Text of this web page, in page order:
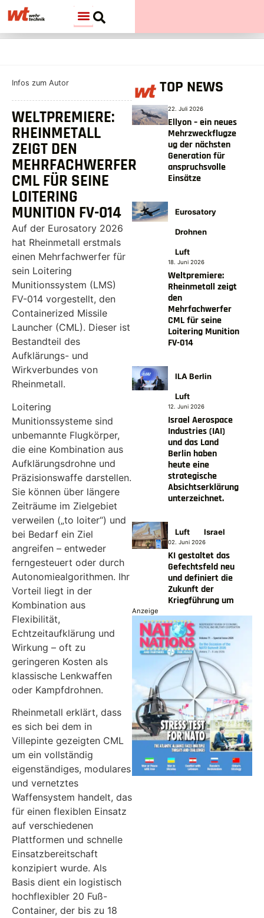
Infos zum Autor
WELTPREMIERE:
RHEINMETALL
ZEIGT DEN
MEHRFACHWERFER
CML FÜR SEINE
LOITERING
MUNITION FV-014
Auf der Eurosatory 2026
hat Rheinmetall erstmals
einen Mehrfachwerfer für
sein Loitering
Munitionssystem (LMS)
FV-014 vorgestellt, den
Containerized Missile
Launcher (CML). Dieser ist
Bestandteil des
Aufklärungs- und
Wirkverbundes von
Rheinmetall.
Loitering
Munitionssysteme sind
unbemannte Flugkörper,
die eine Kombination aus
Aufklärungsdrohne und
Präzisionswaffe darstellen.
Sie können über längere
Zeiträume im Zielgebiet
verweilen („to loiter“) und
bei Bedarf ein Ziel
angreifen – entweder
ferngesteuert oder durch
Autonomiealgorithmen. Ihr
Vorteil liegt in der
Kombination aus
Flexibilität,
Echtzeitaufklärung und
Wirkung – oft zu
geringeren Kosten als
klassische Lenkwaffen
oder Kampfdrohnen.
Rheinmetall erklärt, dass
es sich bei dem in
Villepinte gezeigten CML
um ein vollständig
eigenständiges, modulares
und vernetztes
Waffensystem handelt, das
für einen flexiblen Einsatz
auf verschiedenen
Plattformen und schnelle
Einsatzbereitschaft
konzipiert wurde. Als
Basis dient ein logistisch
hochflexibler 20 Fuß-
Container, der bis zu 18
TOP NEWS
22. Juli 2026
Ellyon – ein neues
Mehrzweckflugze
ug der nächsten
Generation für
anspruchsvolle
Einsätze
Eurosatory
Drohnen
Luft
18. Juni 2026
Weltpremiere:
Rheinmetall zeigt
den
Mehrfachwerfer
CML für seine
Loitering Munition
FV-014
ILA Berlin
Luft
12. Juni 2026
Israel Aerospace
Industries (IAI)
und das Land
Berlin haben
heute eine
strategische
Absichtserklärung
unterzeichnet.
Luft Israel
02. Juni 2026
KI gestaltet das
Gefechtsfeld neu
und definiert die
Zukunft der
Kriegführung um
Anzeige